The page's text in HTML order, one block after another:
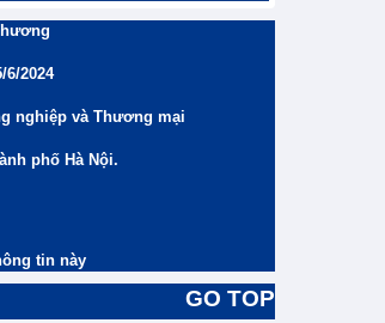
6/2024
nghiệp và Thương mại
phố Hà Nội.
tin này
GO TOP